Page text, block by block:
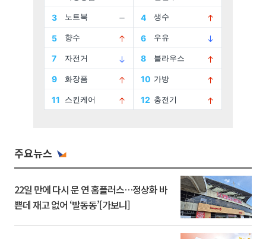
주요뉴스
22일 만에 다시 문 연 홈플러스…정상화 바
쁜데 재고 없어 ‘발동동’[가보니]